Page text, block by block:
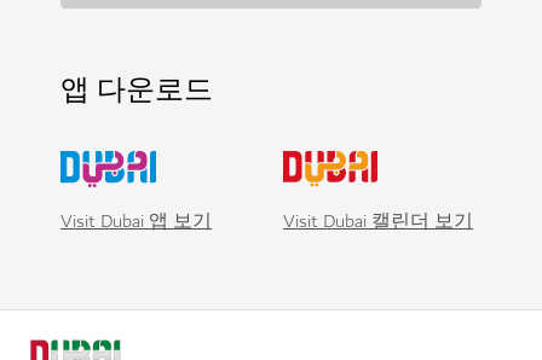
앱 다운로드
Visit Dubai 앱 보기 Visit Dubai 캘린더 보기